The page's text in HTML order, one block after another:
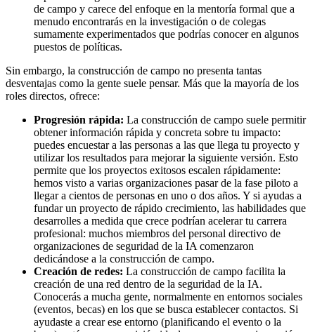
de campo y carece del enfoque en la mentoría formal que a
menudo encontrarás en la investigación o de colegas
sumamente experimentados que podrías conocer en algunos
puestos de políticas.
Sin embargo, la construcción de campo no presenta tantas
desventajas como la gente suele pensar. Más que la mayoría de los
roles directos, ofrece:
Progresión rápida: La construcción de campo suele permitir
obtener información rápida y concreta sobre tu impacto:
puedes encuestar a las personas a las que llega tu proyecto y
utilizar los resultados para mejorar la siguiente versión. Esto
permite que los proyectos exitosos escalen rápidamente:
hemos visto a varias organizaciones pasar de la fase piloto a
llegar a cientos de personas en uno o dos años. Y si ayudas a
fundar un proyecto de rápido crecimiento, las habilidades que
desarrolles a medida que crece podrían acelerar tu carrera
profesional: muchos miembros del personal directivo de
organizaciones de seguridad de la IA comenzaron
dedicándose a la construcción de campo.
Creación de redes: La construcción de campo facilita la
creación de una red dentro de la seguridad de la IA.
Conocerás a mucha gente, normalmente en entornos sociales
(eventos, becas) en los que se busca establecer contactos. Si
ayudaste a crear ese entorno (planificando el evento o la